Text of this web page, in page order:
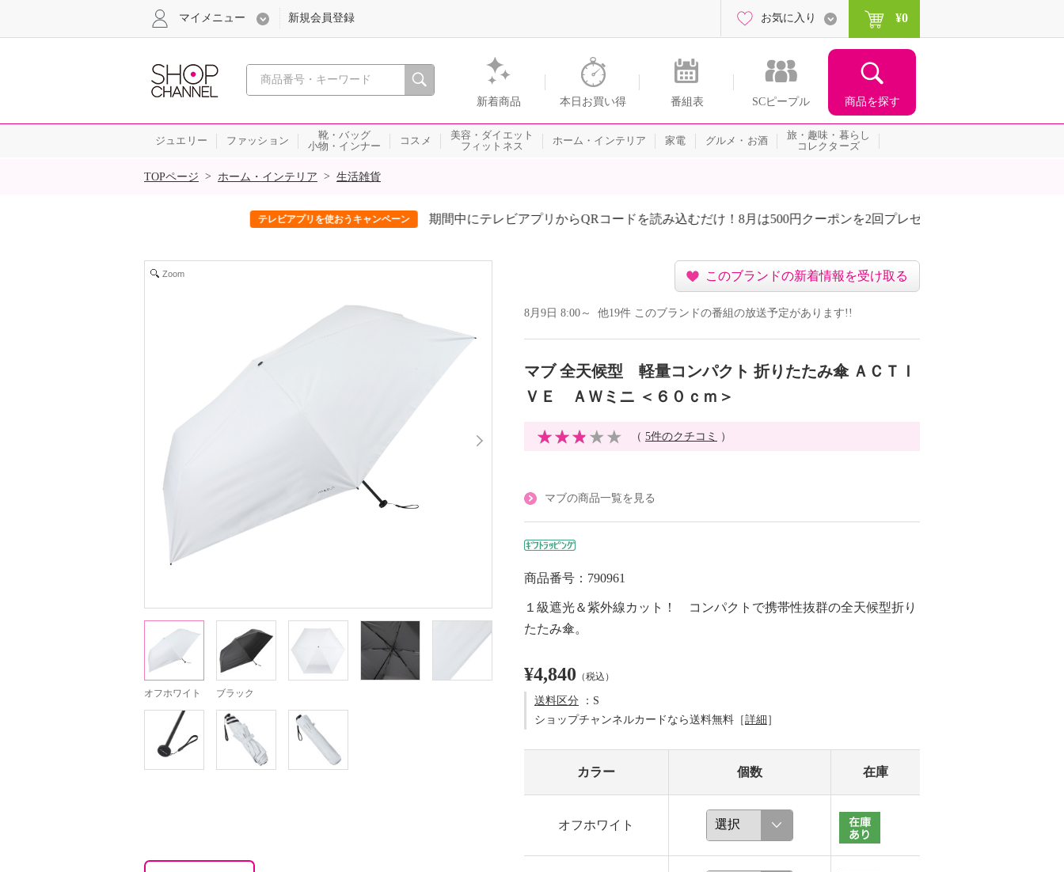
心おどる、瞬間を。通販・テレビショッピングのショップチャンネル
新着商品 本日お買い得 番組表 SCピープル 商品を探す
マイメニュー 新規会員登録 お気に入り ¥0
ジュエリー ファッション
靴・バッグ
小物・インナー
コスメ
美容・ダイエット
フィットネス
ホーム・インテリア 家電 グルメ・お酒
旅・趣味・暮らし
コレクターズ
SALE
TOPページ > ホーム・インテリア > 生活雑貨
テレビアプリを使おうキャンペーン 期間中にテレビアプリからQRコードを読み込むだけ！8月は500円クーポンを2回プレゼント！
Zoom
オフホワイト ブラック
このブランドの新着情報を受け取る
8月9日 8:00～ 他19件 このブランドの番組の放送予定があります!!
マブ 全天候型 軽量コンパクト 折りたたみ傘 ＡＣＴＩ
ＶＥ ＡＷミニ ＜６０ｃｍ＞
（ 5件のクチコミ ）
マブの商品一覧を見る
商品番号：790961
１級遮光＆紫外線カット！ コンパクトで携帯性抜群の全天候型折り
たたみ傘。
¥4,840 （税込）
送料区分 ：S
ショップチャンネルカードなら送料無料［詳細 ］
カラー 個数 在庫
オフホワイト